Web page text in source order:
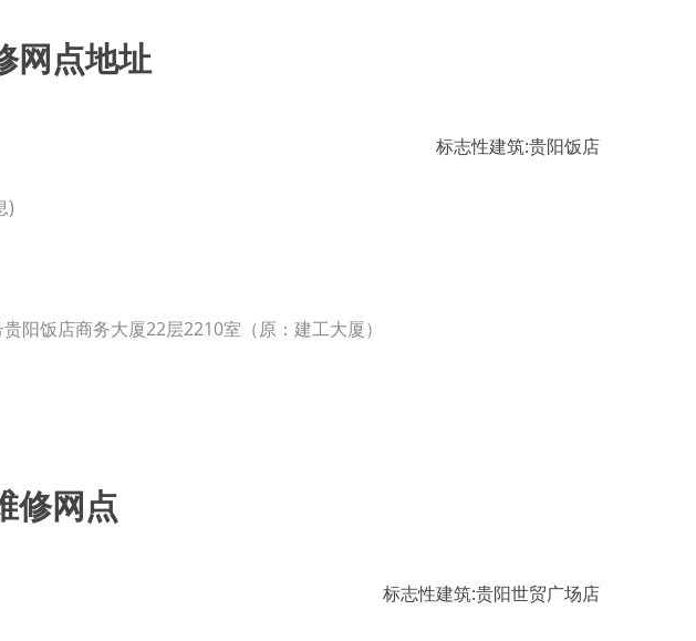
网点地址
标志性建筑:贵阳饭店
)
阳饭店商务大厦22层2210室（原：建工大厦）
修网点
标志性建筑:贵阳世贸广场店